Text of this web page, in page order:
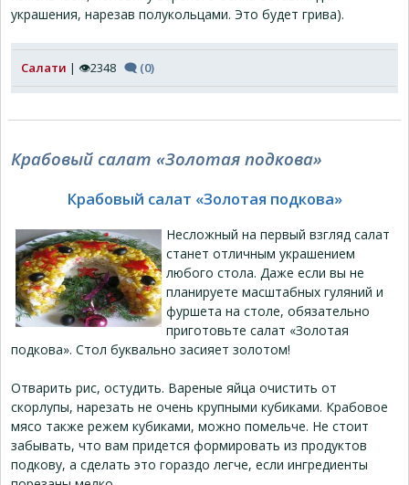
украшения, нарезав полукольцами. Это будет грива).
Салати | 👁2348 🗨 (0)
Крабовый салат «Золотая подкова»
Крабовый салат «Золотая подкова»
Несложный на первый взгляд салат
станет отличным украшением
любого стола. Даже если вы не
планируете масштабных гуляний и
фуршета на столе, обязательно
приготовьте салат «Золотая
подкова». Стол буквально засияет золотом!
Отварить рис, остудить. Вареные яйца очистить от
скорлупы, нарезать не очень крупными кубиками. Крабовое
мясо также режем кубиками, можно помельче. Не стоит
забывать, что вам придется формировать из продуктов
подкову, а сделать это гораздо легче, если ингредиенты